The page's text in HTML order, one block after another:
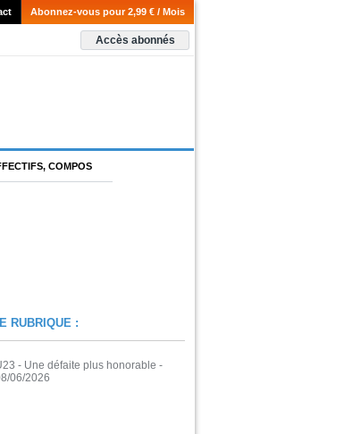
Abonnez-vous pour 2,99 € / Mois
Accès abonnés
COMPOS
RUBRIQUE :
- Une défaite plus honorable -
06/2026